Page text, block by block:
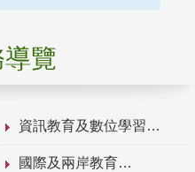
覽
資訊教育及數位學習
國際及兩岸教育